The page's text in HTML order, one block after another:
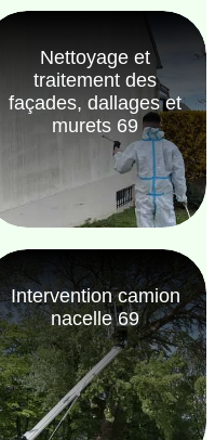
Nettoyage et
traitement des
façades, dallages et
murets 69
Intervention camion
nacelle 69